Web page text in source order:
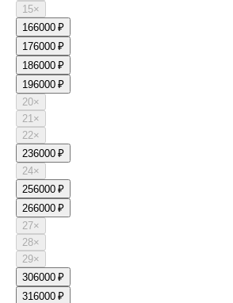
15×
166000 ₽
176000 ₽
186000 ₽
196000 ₽
20×
21×
22×
236000 ₽
24×
256000 ₽
266000 ₽
27×
28×
29×
306000 ₽
316000 ₽